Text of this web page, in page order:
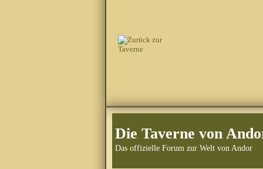
Die Taverne von
Das offizielle Forum zur Welt von Andor